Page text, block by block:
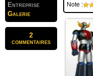
Entreprise
Galerie
2
commentaires
Note :